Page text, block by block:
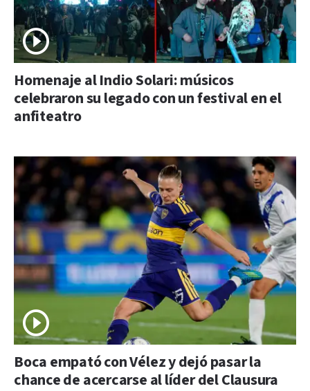
Homenaje al Indio Solari: músicos
celebraron su legado con un festival en el
anfiteatro
Boca empató con Vélez y dejó pasar la
chance de acercarse al líder del Clausura